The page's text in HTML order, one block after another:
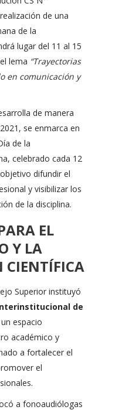
de una
de la
lugar del 11 al 15
lema “Trayectorias
en comunicación y
de manera
se enmarca en
de la
celebrado cada 12
difundir el
y visibilizar los
de la disciplina.
EL
Y LA
CIENTÍFICA
Superior instituyó
de
espacio
académico y
a fortalecer el
el
a fonoaudiólogas